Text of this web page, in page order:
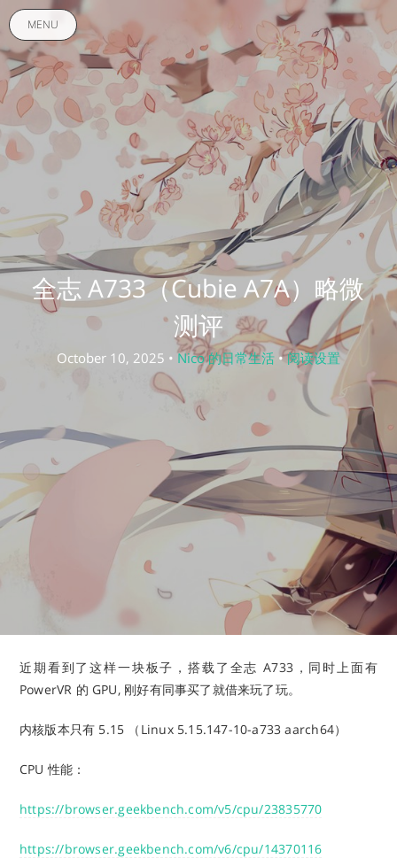
MENU
全志 A733（Cubie A7A）略微
测评
October 10, 2025 • Nico 的日常生活•阅读设置
近期看到了这样一块板子，搭载了全志 A733，同时上面有
PowerVR 的 GPU, 刚好有同事买了就借来玩了玩。
内核版本只有 5.15 （Linux 5.15.147-10-a733 aarch64）
CPU 性能：
https://browser.geekbench.com/v5/cpu/23835770
https://browser.geekbench.com/v6/cpu/14370116